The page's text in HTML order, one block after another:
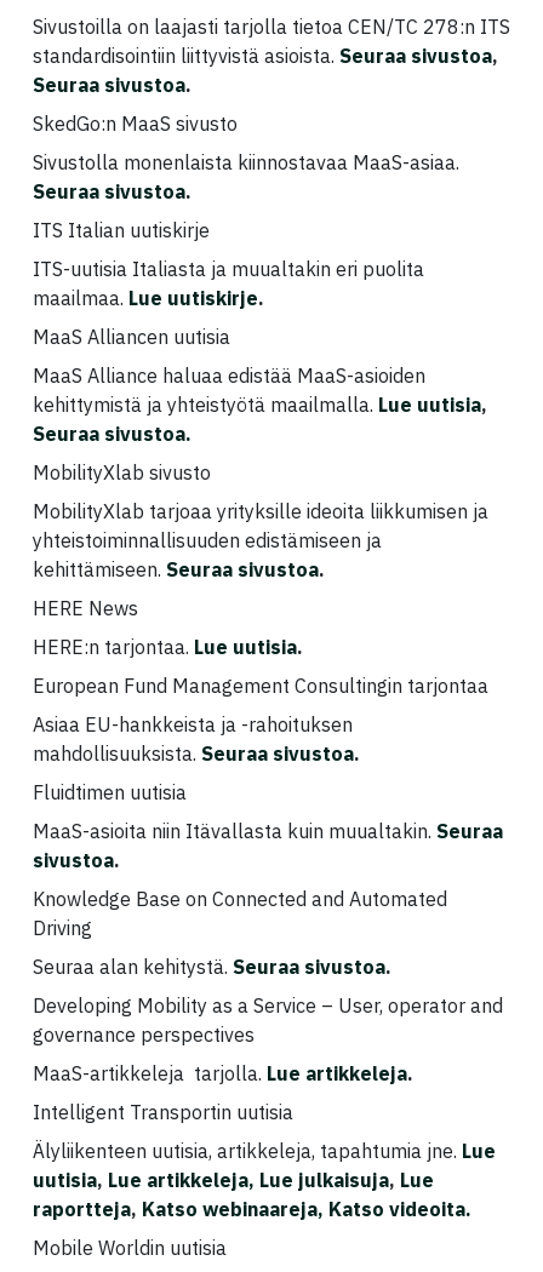
Sivustoilla on laajasti tarjolla tietoa CEN/TC 278:n ITS
standardisointiin liittyvistä asioista. Seuraa sivustoa,
Seuraa sivustoa.
SkedGo:n MaaS sivusto
Sivustolla monenlaista kiinnostavaa MaaS-asiaa.
Seuraa sivustoa.
ITS Italian uutiskirje
ITS-uutisia Italiasta ja muualtakin eri puolita
maailmaa. Lue uutiskirje.
MaaS Alliancen uutisia
MaaS Alliance haluaa edistää MaaS-asioiden
kehittymistä ja yhteistyötä maailmalla. Lue uutisia,
Seuraa sivustoa.
MobilityXlab sivusto
MobilityXlab tarjoaa yrityksille ideoita liikkumisen ja
yhteistoiminnallisuuden edistämiseen ja
kehittämiseen. Seuraa sivustoa.
HERE News
HERE:n tarjontaa. Lue uutisia.
European Fund Management Consultingin tarjontaa
Asiaa EU-hankkeista ja -rahoituksen
mahdollisuuksista. Seuraa sivustoa.
Fluidtimen uutisia
MaaS-asioita niin Itävallasta kuin muualtakin. Seuraa
sivustoa.
Knowledge Base on Connected and Automated
Driving
Seuraa alan kehitystä. Seuraa sivustoa.
Developing Mobility as a Service – User, operator and
governance perspectives
MaaS-artikkeleja tarjolla. Lue artikkeleja.
Intelligent Transportin uutisia
Älyliikenteen uutisia, artikkeleja, tapahtumia jne. Lue
uutisia, Lue artikkeleja, Lue julkaisuja, Lue
raportteja, Katso webinaareja, Katso videoita.
Mobile Worldin uutisia